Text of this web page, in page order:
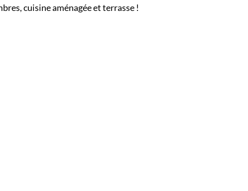
cuisine aménagée et terrasse !